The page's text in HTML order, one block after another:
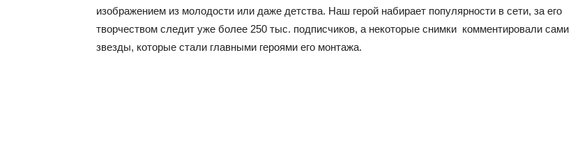
изображением из молодости или даже детства. Наш герой набирает популярности в сети, за его
творчеством следит уже более 250 тыс. подписчиков, а некоторые снимки комментировали сами
звезды, которые стали главными героями его монтажа.